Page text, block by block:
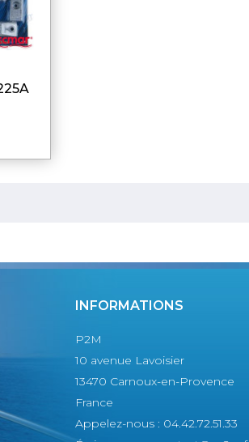
INFORMATIONS
P2M
10 avenue Lavoisier
13470 Carnoux-en-Provence
France
Appelez-nous : 04.42.72.51.33